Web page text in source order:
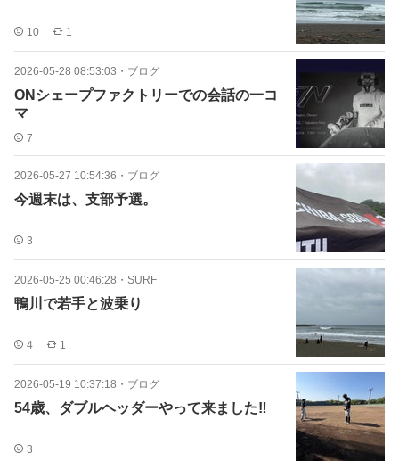
10 1
2026-05-28 08:53:03 ・ ブログ
ONシェープファクトリーでの会話の一コ
マ
7
2026-05-27 10:54:36 ・ ブログ
今週末は、支部予選。
3
2026-05-25 00:46:28 ・ SURF
鴨川で若手と波乗り
4 1
2026-05-19 10:37:18 ・ ブログ
54歳、ダブルヘッダーやって来ました‼️
3